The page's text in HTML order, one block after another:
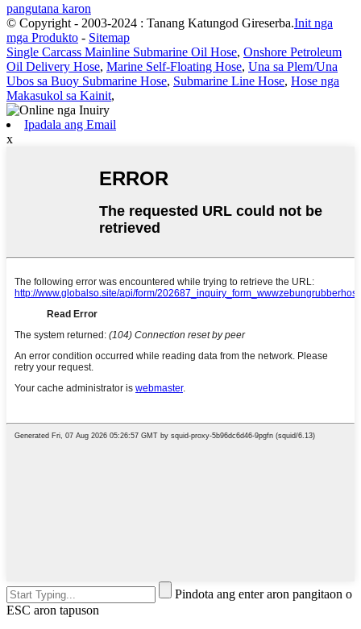
pangutana karon
© Copyright - 2003-2024 : Tanang Katungod Gireserba.Init nga
mga Produkto - Sitemap
Single Carcass Mainline Submarine Oil Hose, Onshore Petroleum
Oil Delivery Hose, Marine Self-Floating Hose, Una sa Plem/Una
Ubos sa Buoy Submarine Hose, Submarine Line Hose, Hose nga
Makasukol sa Kainit,
Ipadala ang Email
x
Pindota ang enter aron pangitaon o
ESC aron tapuson